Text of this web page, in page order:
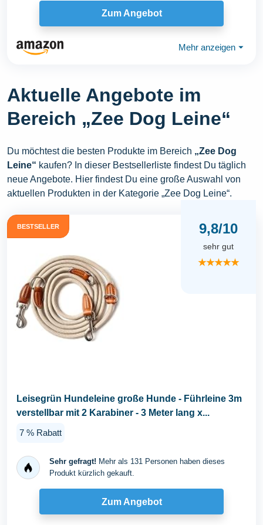
Zum Angebot
Mehr anzeigen ⏷
Aktuelle Angebote im
Bereich „Zee Dog Leine“
Du möchtest die besten Produkte im Bereich „Zee Dog
Leine“ kaufen? In dieser Bestsellerliste findest Du täglich
neue Angebote. Hier findest Du eine große Auswahl von
aktuellen Produkten in der Kategorie „Zee Dog Leine“.
BESTSELLER 9,8/10
sehr gut
★★★★★
Leisegrün Hundeleine große Hunde - Führleine 3m
verstellbar mit 2 Karabiner - 3 Meter lang x...
7 % Rabatt
Sehr gefragt! Mehr als 131 Personen haben dieses
Produkt kürzlich gekauft.
Zum Angebot